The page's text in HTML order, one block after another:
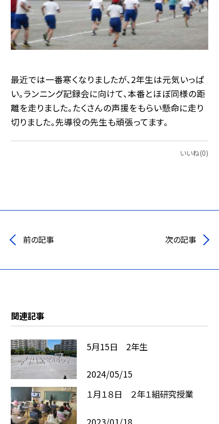
最近では一番寒くなりましたが、2年生は元気いっぱ
い。ランニング記録会に向けて、本番とほぼ同様の距
離を走りました。たくさんの声援をもらい懸命に走り
切りました。先導役の先生も頑張ってます。
いいね(0)
前の記事 次の記事
関連記事
5月15日 2年生
2024/05/15
１月１８日 ２年１組研究授業